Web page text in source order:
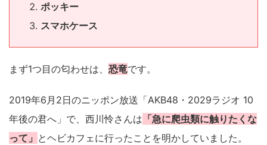
ポッキー
スマホケース
まず1つ目の匂わせは、 恐竜です。
2019年6月2日のニッポン放送「AKB48・2029ラジオ 10
年後の君へ」で、西川怜さんは 「急に爬虫類に触りたくな
って」 とヘビカフェに行ったことを明かしていました。